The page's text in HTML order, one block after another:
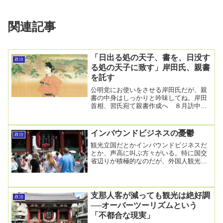
関連記事
政治
「日出る処の天子、書を、日没す
る処の天子に致す」岸田氏、親書
を託す
公明党にお使いをさせる岸田氏だが、親
書の中身はしっかりと吟味してね。岸田
首相、習氏宛て親書作成へ ８月訪中の
政治 インバウンドビジネスの憂鬱
観光立国だとかインバウンドビジネスだ
とか、声高に叫ぶ方々がいる。特に国交
省辺りが積極的なのだが、外国人観光客
政治
支那人客が減っても観光は絶好調
──オーバーツーリズムという
「不都合な現実」